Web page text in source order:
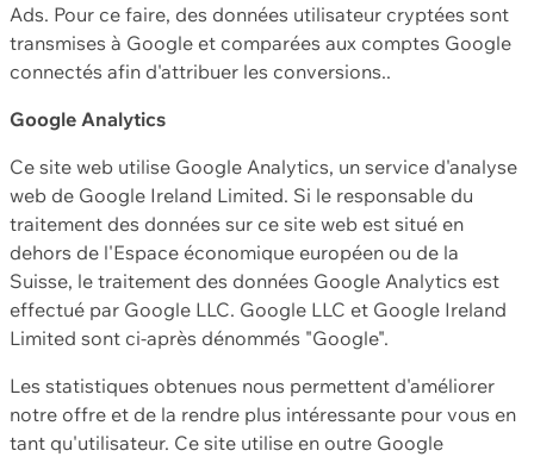
Ads. Pour ce faire, des données utilisateur cryptées sont
transmises à Google et comparées aux comptes Google
connectés afin d'attribuer les conversions..
Google Analytics
Ce site web utilise Google Analytics, un service d'analyse
web de Google Ireland Limited. Si le responsable du
traitement des données sur ce site web est situé en
dehors de l'Espace économique européen ou de la
Suisse, le traitement des données Google Analytics est
effectué par Google LLC. Google LLC et Google Ireland
Limited sont ci-après dénommés "Google".
Les statistiques obtenues nous permettent d'améliorer
notre offre et de la rendre plus intéressante pour vous en
tant qu'utilisateur. Ce site utilise en outre Google